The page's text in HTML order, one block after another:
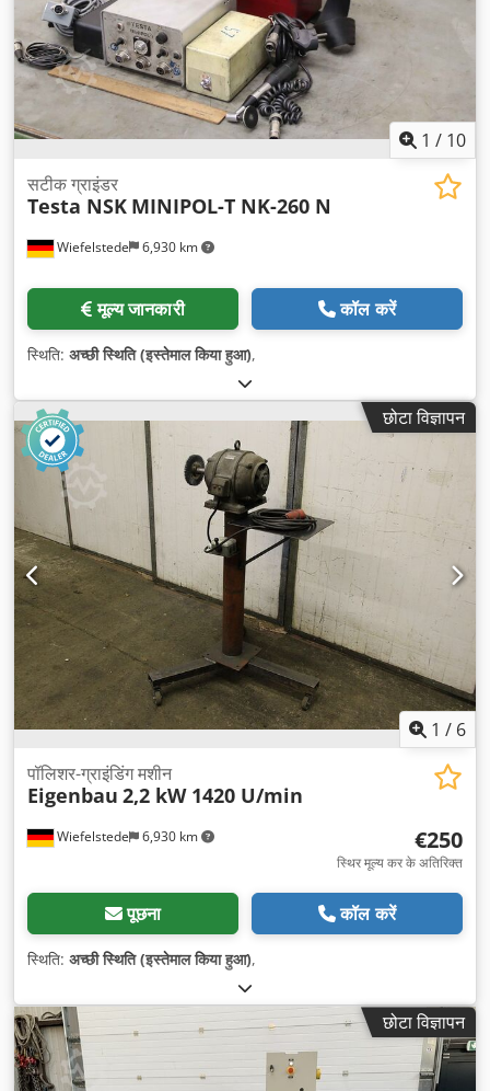
1 / 10
Wiefelstede 6,930 km
सटीक ग्राइंडर
Testa NSK MINIPOL-T NK-260 N
मूल्य जानकारी कॉल करें
स्थिति: अच्छी स्थिति (इस्तेमाल किया हुआ),
छोटा विज्ञापन
1 / 6
Wiefelstede 6,930 km
पॉलिशर-ग्राइंडिंग मशीन
Eigenbau 2,2 kW 1420 U/min
€250
स्थिर मूल्य कर के अतिरिक्त
पूछना कॉल करें
स्थिति: अच्छी स्थिति (इस्तेमाल किया हुआ),
छोटा विज्ञापन